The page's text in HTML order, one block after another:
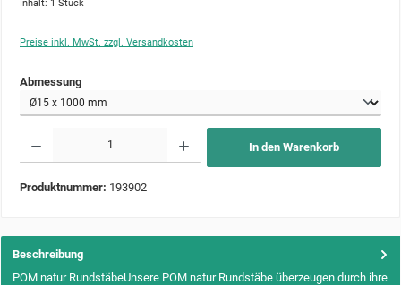
Inhalt: 1 Stück
Preise inkl. MwSt. zzgl. Versandkosten
Abmessungauswählen
In den Warenkorb
Produktnummer: 193902
Beschreibung
POM natur RundstäbeUnsere POM natur Rundstäbe überzeugen durch ihre